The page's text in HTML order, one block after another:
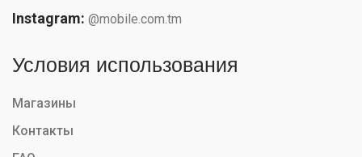
Instagram: @mobile.com.tm
Условия использования
Магазины
Контакты